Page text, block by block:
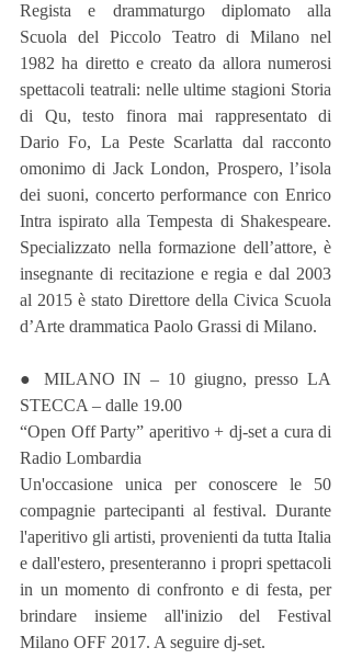
Regista e drammaturgo diplomato alla
Scuola del Piccolo Teatro di Milano nel
1982 ha diretto e creato da allora numerosi
spettacoli teatrali: nelle ultime stagioni Storia
di Qu, testo finora mai rappresentato di
Dario Fo, La Peste Scarlatta dal racconto
omonimo di Jack London, Prospero, l’isola
dei suoni, concerto performance con Enrico
Intra ispirato alla Tempesta di Shakespeare.
Specializzato nella formazione dell’attore, è
insegnante di recitazione e regia e dal 2003
al 2015 è stato Direttore della Civica Scuola
d’Arte drammatica Paolo Grassi di Milano.
● MILANO IN – 10 giugno, presso LA
STECCA – dalle 19.00
“Open Off Party” aperitivo + dj-set a cura di
Radio Lombardia
Un'occasione unica per conoscere le 50
compagnie partecipanti al festival. Durante
l'aperitivo gli artisti, provenienti da tutta Italia
e dall'estero, presenteranno i propri spettacoli
in un momento di confronto e di festa, per
brindare insieme all'inizio del Festival
Milano OFF 2017. A seguire dj-set.